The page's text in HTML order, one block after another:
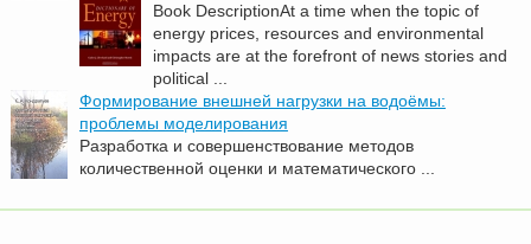
Book DescriptionAt a time when the topic of
energy prices, resources and environmental
impacts are at the forefront of news stories and
political ...
Формирование внешней нагрузки на водоёмы:
проблемы моделирования
Разработка и совершенствование методов
количественной оценки и математического ...